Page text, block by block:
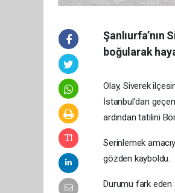
Şanlıurfa’nın
boğularak
Olay, Siverek
İstanbul’dan
ardından tatilini
Serinlemek
gözden kayboldu.
Durumu fark eden